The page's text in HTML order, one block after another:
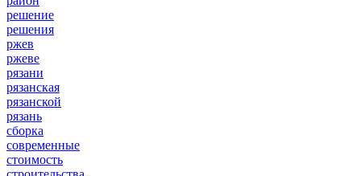
решение
решения
ржев
ржеве
рязани
рязанская
рязанской
рязань
сборка
современные
стоимость